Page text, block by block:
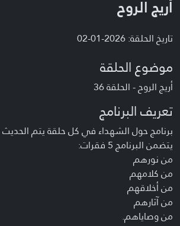
أريج الروح
تاريخ الحلقة: 2026-01-02
موضوع الحلقة
أريج الروح - الحلقة 36
تعريف البرنامج
يتضمن البرنامج 5 فقرات:
من نورهم
من كلامهم
من أخلاقهم
من آثارهم
من وصاياهم.